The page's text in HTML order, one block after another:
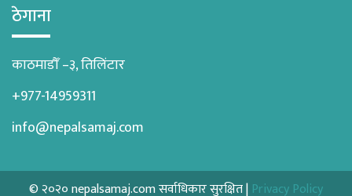
ठेगाना
काठमाडौँ –३, तिलिंटार
+977-14959311
info@nepalsamaj.com
© २०२० nepalsamaj.com सर्वाधिकार सुरक्षित | Privacy Policy